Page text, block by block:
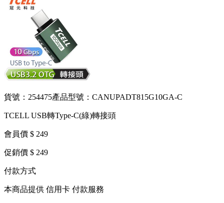
貨號：254475產品型號：CANUPADT815G10GA-C
TCELL USB轉Type-C(綠)轉接頭
會員價 $ 249
促銷價 $ 249
付款方式
本商品提供 信用卡 付款服務